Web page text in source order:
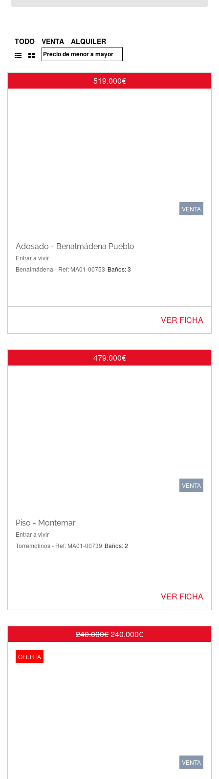
TODO VENTA ALQUILER
519.000€
VENTA
Adosado - Benalmádena Pueblo
Entrar a vivir
Benalmádena - Ref: MA01-00753 Baños: 3
VER FICHA
479.000€
VENTA
Piso - Montemar
Entrar a vivir
Torremolinos - Ref: MA01-00739 Baños: 2
VER FICHA
240.000€240.000€
OFERTA
VENTA